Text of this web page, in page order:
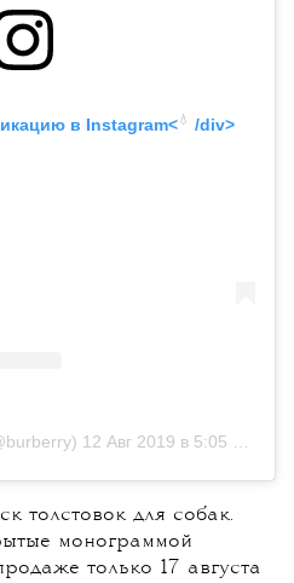
в Instagram<💧 /div>
12 Авг 2019 в 5:05 PDT
толстовок для собак.
монограммой
только 17 августа